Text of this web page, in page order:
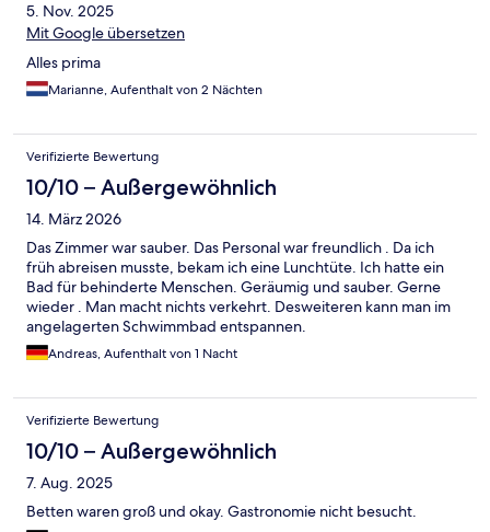
5. Nov. 2025
Mit Google übersetzen
Alles prima
Marianne, Aufenthalt von 2 Nächten
Verifizierte Bewertung
10/10 – Außergewöhnlich
14. März 2026
Das Zimmer war sauber. Das Personal war freundlich . Da ich
früh abreisen musste, bekam ich eine Lunchtüte. Ich hatte ein
Bad für behinderte Menschen. Geräumig und sauber. Gerne
wieder . Man macht nichts verkehrt. Desweiteren kann man im
angelagerten Schwimmbad entspannen.
Andreas, Aufenthalt von 1 Nacht
Verifizierte Bewertung
10/10 – Außergewöhnlich
7. Aug. 2025
Betten waren groß und okay. Gastronomie nicht besucht.